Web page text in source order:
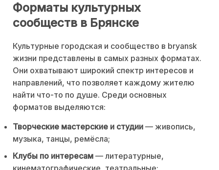
Форматы культурных
сообществ в Брянске
Культурные городская и сообщество в bryansk
жизни представлены в самых разных форматах.
Они охватывают широкий спектр интересов и
направлений, что позволяет каждому жителю
найти что-то по душе. Среди основных
форматов выделяются:
Творческие мастерские и студии — живопись,
музыка, танцы, ремёсла;
Клубы по интересам — литературные,